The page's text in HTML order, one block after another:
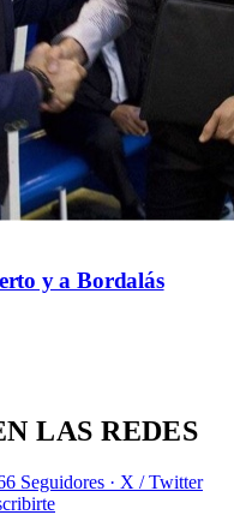
y a Bordalás
LAS REDES
Seguidores · X / Twitter